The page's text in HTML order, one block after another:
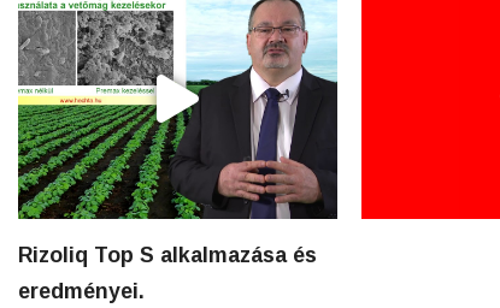
Rizoliq Top S alkalmazása és
eredményei.